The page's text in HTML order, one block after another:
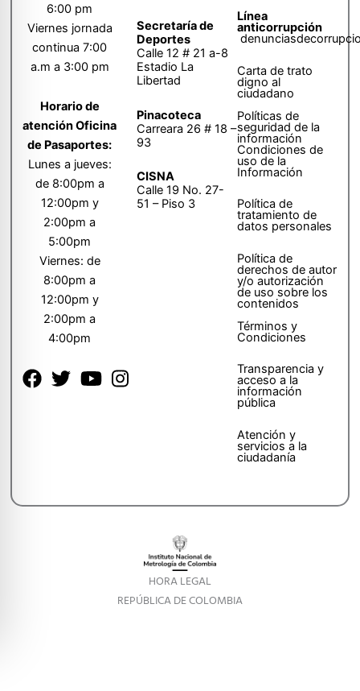
6:00 pm
Viernes jornada
continua 7:00
a.m a 3:00 pm
Horario de
atención Oficina
de Pasaportes:
Lunes a jueves:
de 8:00pm a
12:00pm y
2:00pm a
5:00pm
Viernes: de
8:00pm a
12:00pm y
2:00pm a
4:00pm
Secretaría de
Deportes
Calle 12 # 21 a-8
Estadio La
Libertad
Pinacoteca
Carreara 26 # 18 –
93
CISNA
Calle 19 No. 27-
51 – Piso 3
Línea
anticorrupción
Carta de trato
digno al
ciudadano
Políticas de
seguridad de la
información
Condiciones de
uso de la
Información
Política de
tratamiento de
datos personales
Política de
derechos de autor
y/o autorización
de uso sobre los
contenidos
Términos y
Condiciones
Transparencia y
acceso a la
información
pública
Atención y
servicios a la
ciudadanía
HORA LEGAL
REPÚBLICA DE COLOMBIA